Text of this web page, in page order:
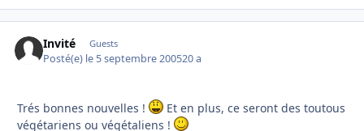
Invité Guests
Posté(e) le 5 septembre 200520 a
Trés bonnes nouvelles !
Et en plus, ce seront des toutous
végétariens ou végétaliens !